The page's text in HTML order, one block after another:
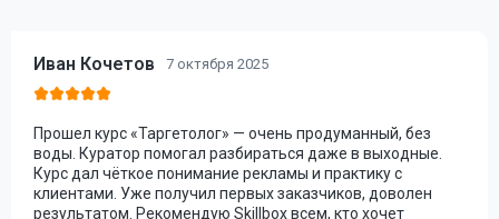
Иван Кочетов 7 октября 2025
Прошел курс «Таргетолог» — очень продуманный, без
воды. Куратор помогал разбираться даже в выходные.
Курс дал чёткое понимание рекламы и практику с
клиентами. Уже получил первых заказчиков, доволен
результатом. Рекомендую Skillbox всем, кто хочет